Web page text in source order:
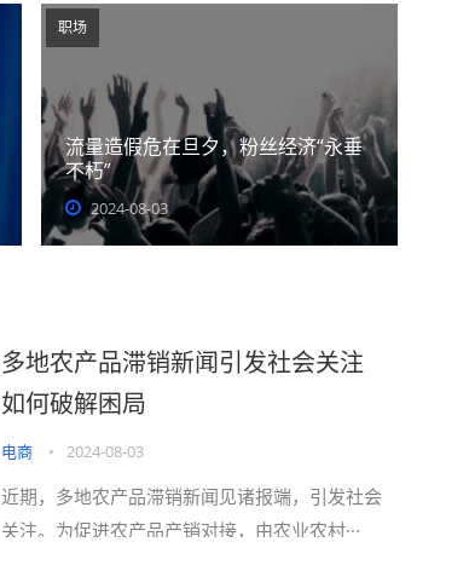
职场
流量造假危在旦夕，粉丝经济“永垂
不朽”
2024-08-03
多地农产品滞销新闻引发社会关注
如何破解困局
电商 • 2024-08-03
近期，多地农产品滞销新闻见诸报端，引发社会
关注。为促进农产品产销对接，由农业农村···